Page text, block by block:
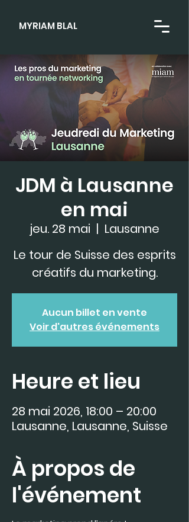
MYRIAM BLAL
JDM à Lausanne
en mai
jeu. 28 mai
  |
Lausanne
Le tour de Suisse des esprits
créatifs du marketing.
Aucun billet en vente
Voir d'autres événements
Heure et lieu
28 mai 2026, 18:00 – 20:00
Lausanne, Lausanne, Suisse
À propos de
l'événement